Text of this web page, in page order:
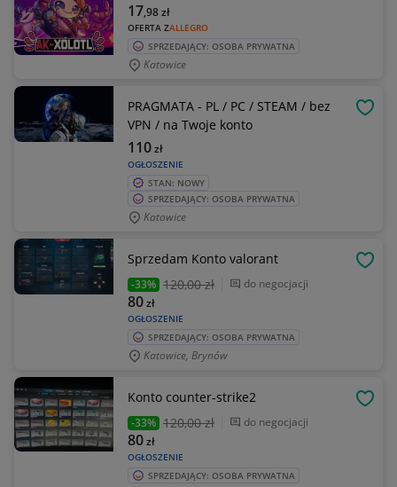
OFERTA ZALLEGRO
17,98zł
SPRZEDAJĄCY: OSOBA PRYWATNA
Katowice
PRAGMATA - PL / PC / STEAM / bez
VPN / na Twoje konto
OGŁOSZENIE
110zł
STAN: NOWY
SPRZEDAJĄCY: OSOBA PRYWATNA
Katowice
Sprzedam Konto valorant
-33% 120,00 zł do negocjacji
OGŁOSZENIE
80zł
SPRZEDAJĄCY: OSOBA PRYWATNA
Katowice, Brynów
Konto counter-strike2
-33% 120,00 zł do negocjacji
OGŁOSZENIE
80zł
SPRZEDAJĄCY: OSOBA PRYWATNA